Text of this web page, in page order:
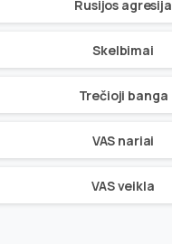
Rusijos agresija
Skelbimai
Trečioji banga
VAS nariai
VAS veikla